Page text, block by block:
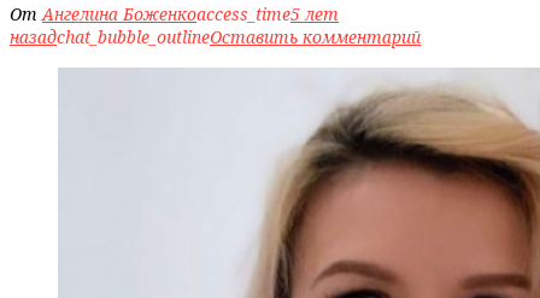
ОтАнгелина Боженкоaccess_time5 лет
назадchat_bubble_outlineОставить комментарий